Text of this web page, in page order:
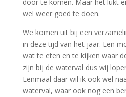
wel weer goed te doen.
We komen uit bij een
in deze tijd van het jaar. Een
wat te eten en te kijken waar
zijn bij de waterval dus wij
Eenmaal daar wil ik ook wel
waterval, waar ook nog een